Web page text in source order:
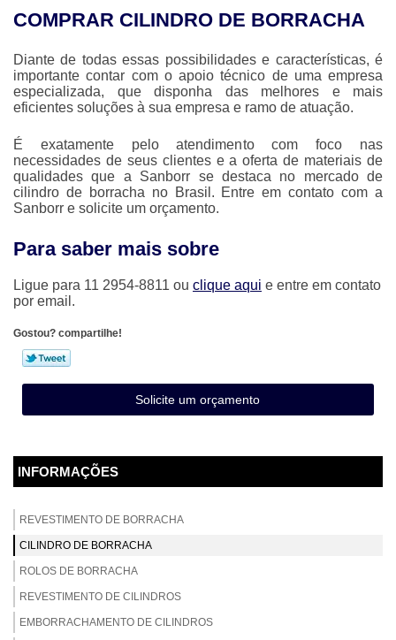
COMPRAR CILINDRO DE BORRACHA
Diante de todas essas possibilidades e características, é
importante contar com o apoio técnico de uma empresa
especializada, que disponha das melhores e mais
eficientes soluções à sua empresa e ramo de atuação.
É exatamente pelo atendimento com foco nas
necessidades de seus clientes e a oferta de materiais de
qualidades que a Sanborr se destaca no mercado de
cilindro de borracha no Brasil. Entre em contato com a
Sanborr e solicite um orçamento.
Para saber mais sobre
Ligue para 11 2954-8811 ou clique aqui e entre em contato
por email.
Gostou? compartilhe!
Solicite um orçamento
INFORMAÇÕES
REVESTIMENTO DE BORRACHA
CILINDRO DE BORRACHA
ROLOS DE BORRACHA
REVESTIMENTO DE CILINDROS
EMBORRACHAMENTO DE CILINDROS